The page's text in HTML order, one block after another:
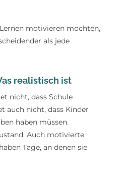
motivieren möchten,
als jede
realistisch ist
nicht, dass Schule
auch nicht, dass Kinder
haben müssen.
Auch motivierte
Tage, an denen sie